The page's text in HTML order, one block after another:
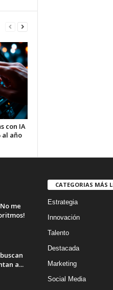
con IA
al año
me
a...
CATEGORIAS MÁS
Estrategia
Innovación
Talento
Destacada
Marketing
Social Media